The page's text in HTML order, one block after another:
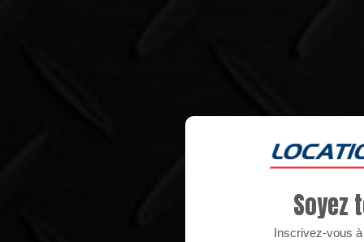
Soyez
Inscrivez-vous